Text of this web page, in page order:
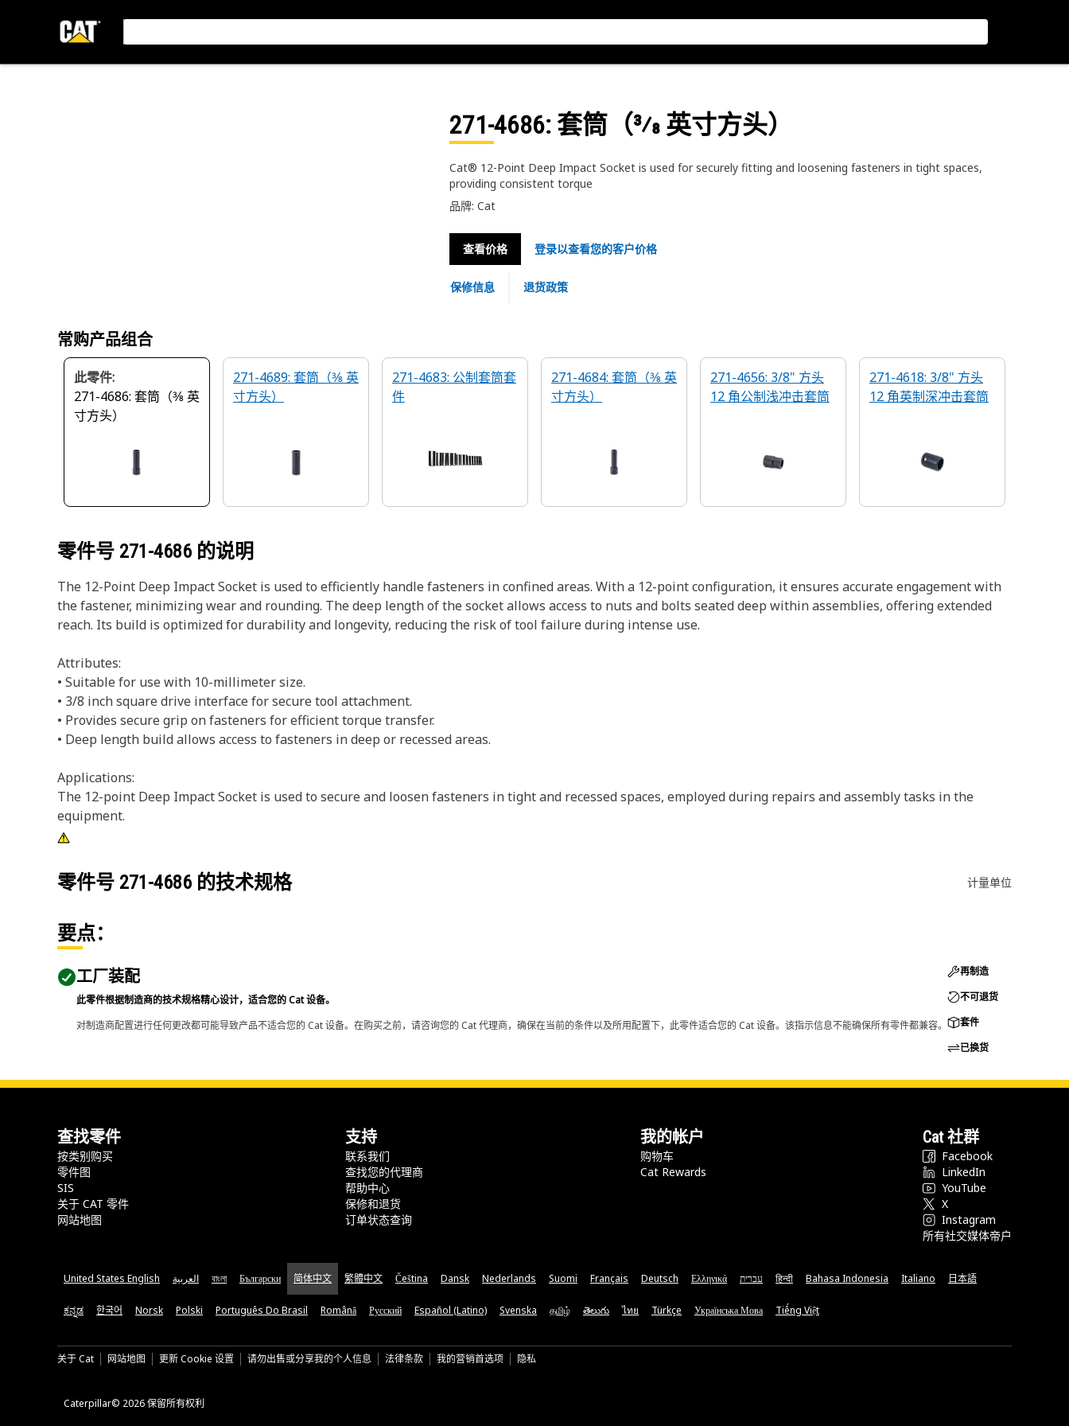
271-4686: 套筒（3⁄8 英寸方头）
Cat® 12-Point Deep Impact Socket is used for securely fitting and loosening fasteners in tight spaces,
providing consistent torque
品牌: Cat
查看价格 登录以查看您的客户价格
保修信息 退货政策
常购产品组合
此零件:
271-4686: 套筒（3⁄8 英
寸方头）
271-4689: 套筒（3⁄8 英
寸方头）
271-4683: 公制套筒套
件
271-4684: 套筒（3⁄8 英
寸方头）
271-4656: 3/8" 方头
12 角公制浅冲击套筒
271-4618: 3/8" 方头
12 角英制深冲击套筒
零件号 271-4686 的说明
The 12-Point Deep Impact Socket is used to efficiently handle fasteners in confined areas. With a 12-point configuration, it ensures accurate engagement with
the fastener, minimizing wear and rounding. The deep length of the socket allows access to nuts and bolts seated deep within assemblies, offering extended
reach. Its build is optimized for durability and longevity, reducing the risk of tool failure during intense use.
Attributes:
• Suitable for use with 10-millimeter size.
• 3/8 inch square drive interface for secure tool attachment.
• Provides secure grip on fasteners for efficient torque transfer.
• Deep length build allows access to fasteners in deep or recessed areas.
Applications:
The 12-point Deep Impact Socket is used to secure and loosen fasteners in tight and recessed spaces, employed during repairs and assembly tasks in the
equipment.
零件号 271-4686 的技术规格 计量单位
要点：
工厂装配
此零件根据制造商的技术规格精心设计，适合您的 Cat 设备。
对制造商配置进行任何更改都可能导致产品不适合您的 Cat 设备。在购买之前，请咨询您的 Cat 代理商，确保在当前的条件以及所用配置下，此零件适合您的 Cat 设备。该指示信息不能确保所有零件都兼容。
再制造
不可退货
套件
已换货
查找零件
按类别购买
零件图
SIS
关于 CAT 零件
网站地图
支持
联系我们
查找您的代理商
帮助中心
保修和退货
订单状态查询
我的帐户
购物车
Cat Rewards
Cat 社群
Facebook
LinkedIn
YouTube
X
Instagram
所有社交媒体帝户
United States English العربية বাংলা Български 简体中文 繁體中文 Čeština Dansk Nederlands Suomi Français Deutsch Ελληνικά עברית हिन्दी Bahasa Indonesia Italiano 日本語
ಕನ್ನಡ 한국어 Norsk Polski Português Do Brasil Română Русский Español (Latino) Svenska தமிழ் తెలుగు ไทย Türkçe Українська Мова Tiếng Việt
关于 Cat 网站地图 更新 Cookie 设置 请勿出售或分享我的个人信息 法律条款 我的营销首选项 隐私
Caterpillar© 2026 保留所有权利